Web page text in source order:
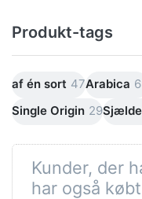
Produkt-tags
af én sort 47Arabica
Single Origin 29
Kunder, der
har også købt